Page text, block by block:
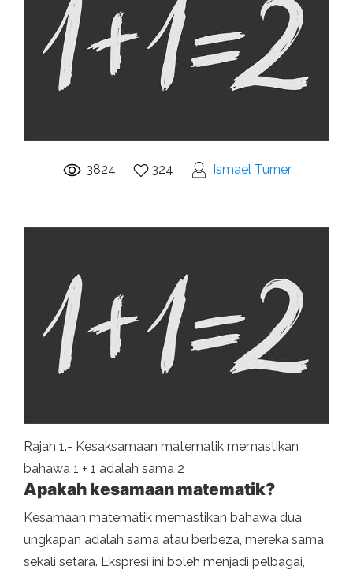
3824 324 Ismael Turner
Rajah 1.- Kesaksamaan matematik memastikan
bahawa 1 + 1 adalah sama 2
Apakah kesamaan matematik?
Kesamaan matematik memastikan bahawa dua
ungkapan adalah sama atau berbeza, mereka sama
sekali setara. Ekspresi ini boleh menjadi pelbagai,